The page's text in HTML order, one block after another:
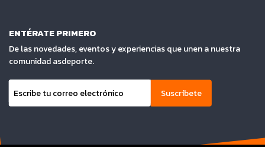
ENTÉRATE PRIMERO
De las novedades, eventos y experiencias que unen a nuestra
comunidad asdeporte.
Suscríbete